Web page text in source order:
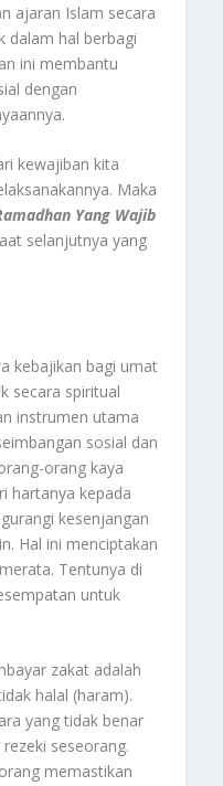
ajaran Islam secara
dalam hal berbagi
ini membantu
dengan
kewajiban kita
Maka
Yang Wajib
selanjutnya yang
kebajikan bagi umat
secara spiritual
instrumen utama
sosial dan
orang kaya
hartanya kepada
kesenjangan
Hal ini menciptakan
Tentunya di
untuk
zakat adalah
halal (haram).
yang tidak benar
seseorang.
memastikan